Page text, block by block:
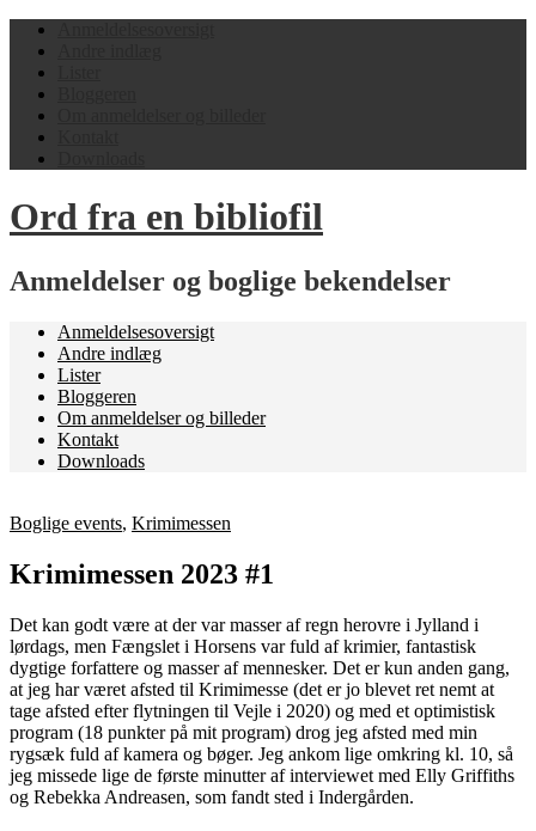
Ord fra en bibliofil
Anmeldelser og boglige bekendelser
Anmeldelsesoversigt
Andre indlæg
Lister
Bloggeren
Om anmeldelser og billeder
Kontakt
Downloads
Boglige events, Krimimessen
Krimimessen 2023 #1
Det kan godt være at der var masser af regn herovre i Jylland i
lørdags, men Fængslet i Horsens var fuld af krimier, fantastisk
dygtige forfattere og masser af mennesker. Det er kun anden gang,
at jeg har været afsted til Krimimesse (det er jo blevet ret nemt at
tage afsted efter flytningen til Vejle i 2020) og med et optimistisk
program (18 punkter på mit program) drog jeg afsted med min
rygsæk fuld af kamera og bøger. Jeg ankom lige omkring kl. 10, så
jeg missede lige de første minutter af interviewet med Elly Griffiths
og Rebekka Andreasen, som fandt sted i Indergården.